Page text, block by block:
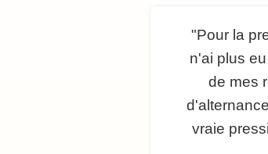
"Pour la
n'ai plus
de mes
vraie